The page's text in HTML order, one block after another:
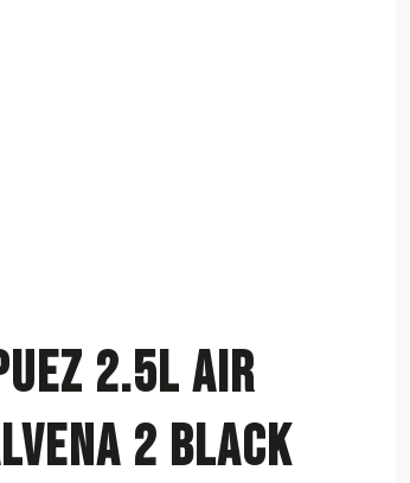
2.5L Air
2 Black